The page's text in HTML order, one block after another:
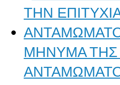
ΜΗΝΥΜΑ ΤΗΣ